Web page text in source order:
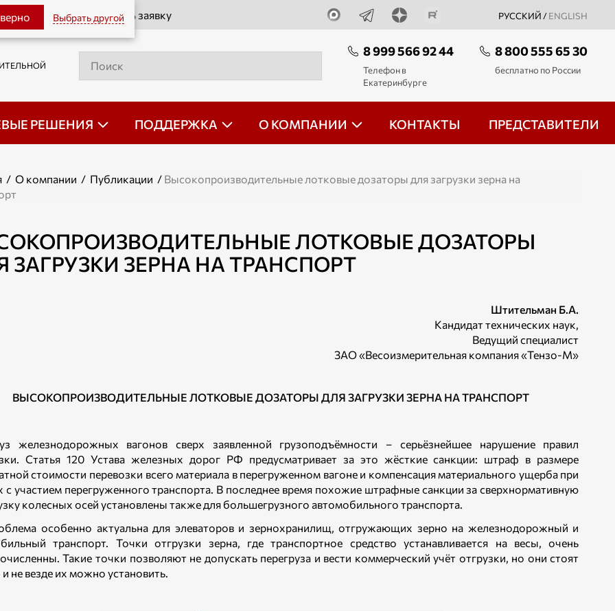
Выбрать другой РУССКИЙ / ENGLISH
Оставить заявку
8 999 566 92 44
Телефон в
Екатеринбурге
8 800 555 65 30
бесплатно по России
РЕШЕНИЯ ПОДДЕРЖКА О КОМПАНИИ КОНТАКТЫ ПРЕДСТАВИТЕЛИ
/ О компании / Публикации / Высокопроизводительные лотковые дозаторы для загрузки зерна на
ЛОТКОВЫЕ ДОЗАТОРЫ
ЗАГРУЗКИ ЗЕРНА НА ТРАНСПОРТ
Штительман Б.А.
Кандидат технических наук,
Ведущий специалист
ЗАО «Весоизмерительная компания «Тензо-М»
ВЫСОКОПРОИЗВОДИТЕЛЬНЫЕ ЛОТКОВЫЕ ДОЗАТОРЫ ДЛЯ ЗАГРУЗКИ ЗЕРНА НА ТРАНСПОРТ
железнодорожных вагонов сверх заявленной грузоподъёмности – серьёзнейшее нарушение правил
Статья 120 Устава железных дорог РФ предусматривает за это жёсткие санкции: штраф в размере
стоимости перевозки всего материала в перегруженном вагоне и компенсация материального ущерба при
с участием перегруженного транспорта. В последнее время похожие штрафные санкции за сверхнормативную
колесных осей установлены также для большегрузного автомобильного транспорта.
особенно актуальна для элеваторов и зернохранилищ, отгружающих зерно на железнодорожный и
транспорт. Точки отгрузки зерна, где транспортное средство устанавливается на весы, очень
Такие точки позволяют не допускать перегруза и вести коммерческий учёт отгрузки, но они стоят
не везде их можно установить.